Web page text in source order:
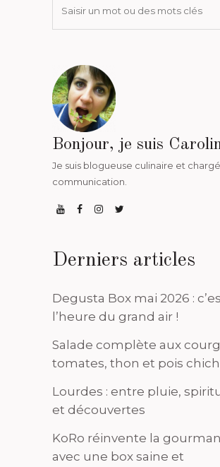
Bonjour, je suis
Je suis blogueuse culinaire et
communication.
Derniers articles
Degusta Box mai 2026 :
l’heure du grand air !
Salade complète aux
tomates, thon et pois
Lourdes : entre pluie,
et découvertes
KoRo réinvente la
avec une box saine et